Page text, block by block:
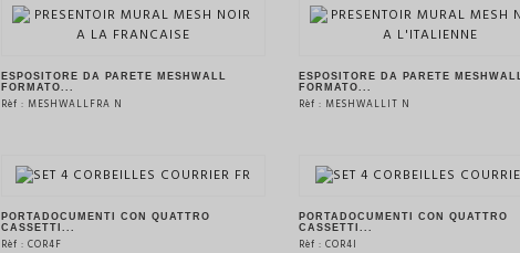
VEDERE IL PRODOTTO
VEDERE IL PRODOTTO
VEDERE IL PRODOTTO
ESPOSITORE DA PARETE MESHWALL
FORMATO...
Rèf : MESHWALLFRA N
VEDERE IL PRODOTTO
ESPOSITORE DA PARETE MESHWALL
FORMATO...
Rèf : MESHWALLIT N
PORTADOCUMENTI CON QUATTRO
CASSETTI...
Rèf : COR4F
PORTADOCUMENTI CON QUATTRO
CASSETTI...
Rèf : COR4I